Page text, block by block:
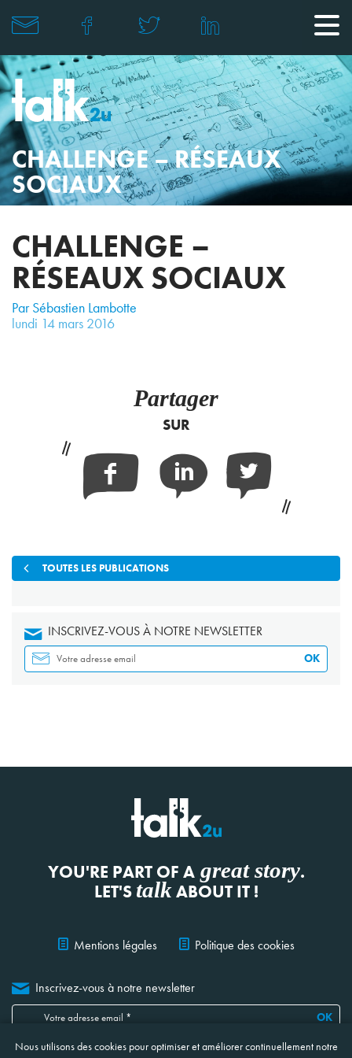
CHALLENGE – RÉSEAUX
SOCIAUX
CHALLENGE –
RÉSEAUX SOCIAUX
Par Sébastien Lambotte
lundi 14 mars 2016
Partager
SUR
TOUTES LES PUBLICATIONS
INSCRIVEZ-VOUS À NOTRE NEWSLETTER
OK
YOU'RE PART OF Agreat story.
LET'S talkABOUT IT !
Mentions légales Politique des cookies
Inscrivez-vous à notre newsletter
Je confirme avoir lu, compris et acceptéles informations ci-jointes
OK
Nous utilisons des cookies pour optimiser et améliorer continuellement notre